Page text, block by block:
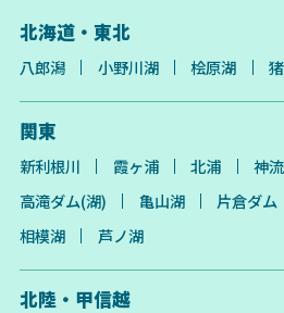
北海道・東北
八郎潟 小野川湖 桧原湖
関東
新利根川 霞ヶ浦 北浦 神
高滝ダム(湖)
亀山湖 片倉ダム
相模湖
芦ノ湖
北陸・甲信越